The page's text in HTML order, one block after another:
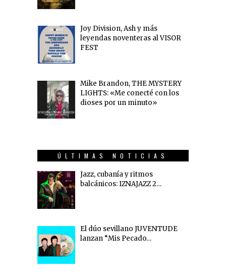
Joy Division, Ash y más
leyendas noventeras al VISOR
FEST
Mike Brandon, THE MYSTERY
LIGHTS: «Me conecté con los
dioses por un minuto»
ÚLTIMAS NOTICIAS
Jazz, cubanía y ritmos
balcánicos: IZNAJAZZ 2…
El dúo sevillano JUVENTUDE
lanzan “Mis Pecado…